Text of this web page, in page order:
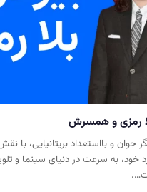
رمزی و همسرش
جوان و بااستعداد بریتانیایی، با
خود، به سرعت در دنیای سینما و